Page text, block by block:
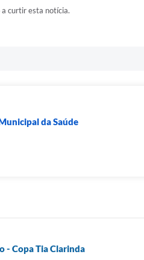
a curtir esta notícia.
da Saúde
- Copa Tia Clarinda